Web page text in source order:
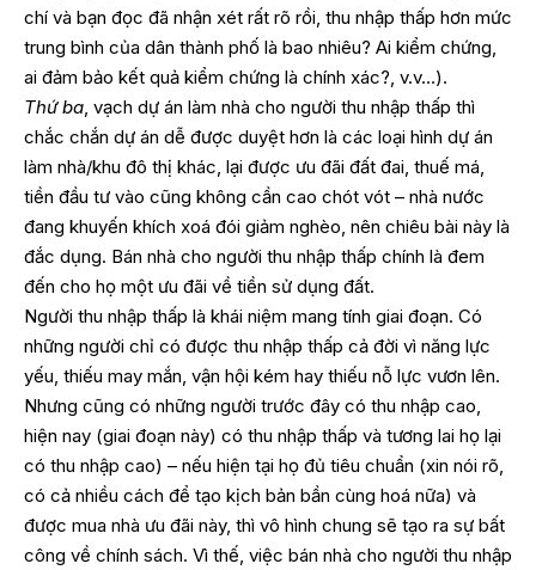
chí và bạn đọc đã nhận xét rất rõ rồi, thu nhập thấp hơn mức
trung bình của dân thành phố là bao nhiêu? Ai kiểm chứng,
ai đảm bảo kết quả kiểm chứng là chính xác?, v.v…).
Thứ ba, vạch dự án làm nhà cho người thu nhập thấp thì
chắc chắn dự án dễ được duyệt hơn là các loại hình dự án
làm nhà/khu đô thị khác, lại được ưu đãi đất đai, thuế má,
tiền đầu tư vào cũng không cần cao chót vót – nhà nước
đang khuyến khích xoá đói giảm nghèo, nên chiêu bài này là
đắc dụng. Bán nhà cho người thu nhập thấp chính là đem
đến cho họ một ưu đãi về tiền sử dụng đất.
Người thu nhập thấp là khái niệm mang tính giai đoạn. Có
những người chỉ có được thu nhập thấp cả đời vì năng lực
yếu, thiếu may mắn, vận hội kém hay thiếu nỗ lực vươn lên.
Nhưng cũng có những người trước đây có thu nhập cao,
hiện nay (giai đoạn này) có thu nhập thấp và tương lai họ lại
có thu nhập cao) – nếu hiện tại họ đủ tiêu chuẩn (xin nói rõ,
có cả nhiều cách để tạo kịch bản bần cùng hoá nữa) và
được mua nhà ưu đãi này, thì vô hình chung sẽ tạo ra sự bất
công về chính sách. Vì thế, việc bán nhà cho người thu nhập